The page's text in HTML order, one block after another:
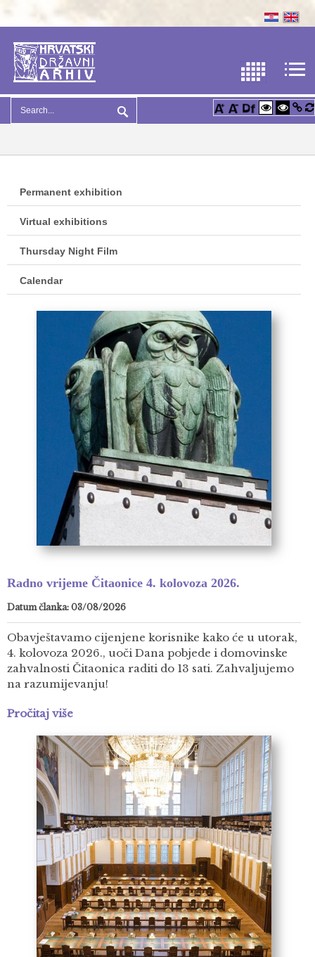
Permanent exhibition
Virtual exhibitions
Thursday Night Film
Calendar
Radno vrijeme Čitaonice 4. kolovoza 2026.
Datum članka: 03/08/2026
Obavještavamo cijenjene korisnike kako će u utorak,
4. kolovoza 2026., uoči Dana pobjede i domovinske
zahvalnosti Čitaonica raditi do 13 sati. Zahvaljujemo
na razumijevanju!
Pročitaj više